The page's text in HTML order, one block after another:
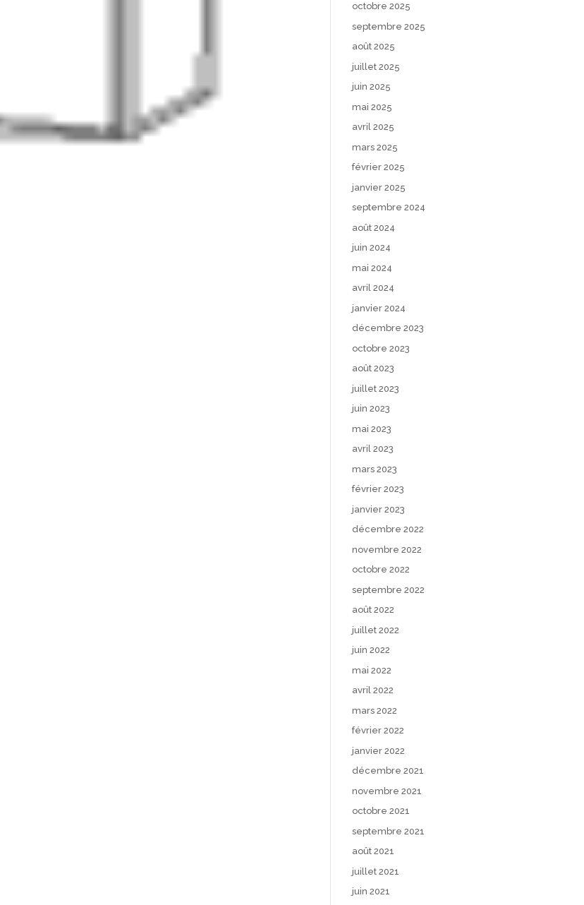
octobre 2025
septembre 2025
août 2025
juillet 2025
juin 2025
mai 2025
avril 2025
mars 2025
février 2025
janvier 2025
septembre 2024
août 2024
juin 2024
mai 2024
avril 2024
janvier 2024
décembre 2023
octobre 2023
août 2023
juillet 2023
juin 2023
mai 2023
avril 2023
mars 2023
février 2023
janvier 2023
décembre 2022
novembre 2022
octobre 2022
septembre 2022
août 2022
juillet 2022
juin 2022
mai 2022
avril 2022
mars 2022
février 2022
janvier 2022
décembre 2021
novembre 2021
octobre 2021
septembre 2021
août 2021
juillet 2021
juin 2021